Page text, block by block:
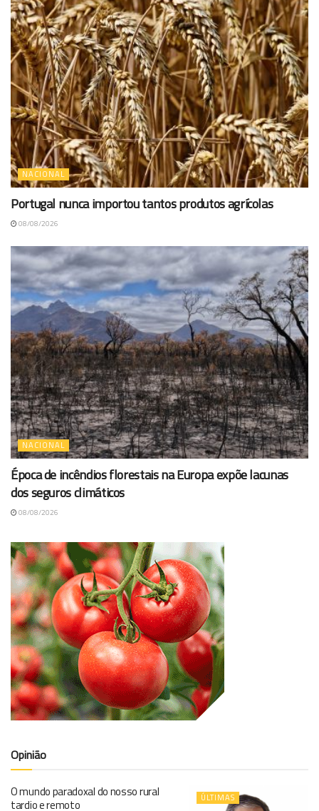
NACIONAL
Portugal nunca importou tantos produtos agrícolas
08/08/2026
NACIONAL
Época de incêndios florestais na Europa expõe lacunas
dos seguros climáticos
08/08/2026
Opinião
ÚLTIMAS
O mundo paradoxal do nosso rural
tardio e remoto